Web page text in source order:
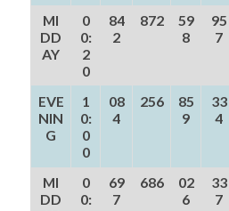
MI
DD
AY
0
0:
2
0
84
2
872
59
8
95
7
EVE
NIN
G
1
0:
0
0
08
4
256
85
9
33
4
MI
DD
0
0:
69
7
686
02
6
33
7